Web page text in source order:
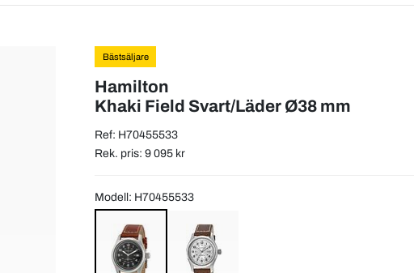
Bästsäljare
Hamilton
Khaki Field Svart/Läder Ø38 mm
Ref: H70455533
Rek. pris: 9 095 kr
Modell: H70455533